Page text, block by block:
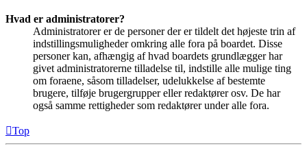
Hvad er administratorer?
Administratorer er de personer der er tildelt det højeste trin af
indstillingsmuligheder omkring alle fora på boardet. Disse
personer kan, afhængig af hvad boardets grundlægger har
givet administratorerne tilladelse til, indstille alle mulige ting
om foraene, såsom tilladelser, udelukkelse af bestemte
brugere, tilføje brugergrupper eller redaktører osv. De har
også samme rettigheder som redaktører under alle fora.
Top